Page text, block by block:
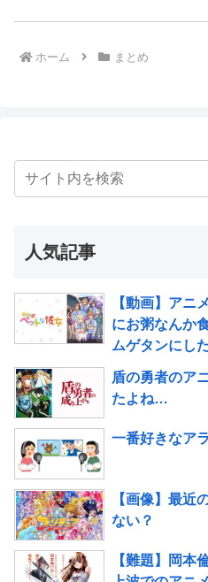
ホーム まとめ
人気記事
【動画】アニ
にお粥なんか
ムゲタンにし
盾の勇者のア
たよね…
一番好きなア
【画像】最近
ない？
【難題】岡本